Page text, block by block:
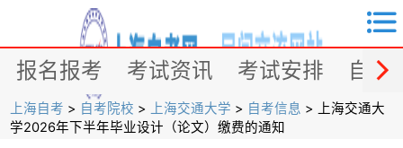

报名报考 考试资讯 考试安排 自考

上海自考 > 自考院校 > 上海交通大学 > 自考信息 > 上海交通大
学2026年下半年毕业设计（论文）缴费的通知